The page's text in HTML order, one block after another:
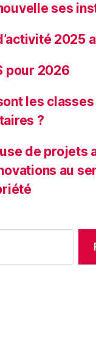
ses
2025
pour 2026
les
?
de projets
au